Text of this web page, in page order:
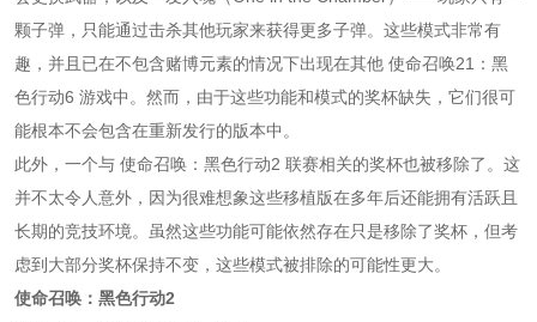
颗子弹，只能通过击杀其他玩家来获得更多子弹。这些模式非常有
趣，并且已在不包含赌博元素的情况下出现在其他 使命召唤21：黑
色行动6 游戏中。然而，由于这些功能和模式的奖杯缺失，它们很可
能根本不会包含在重新发行的版本中。
此外，一个与 使命召唤：黑色行动2 联赛相关的奖杯也被移除了。这
并不太令人意外，因为很难想象这些移植版在多年后还能拥有活跃且
长期的竞技环境。虽然这些功能可能依然存在只是移除了奖杯，但考
虑到大部分奖杯保持不变，这些模式被排除的可能性更大。
使命召唤：黑色行动2